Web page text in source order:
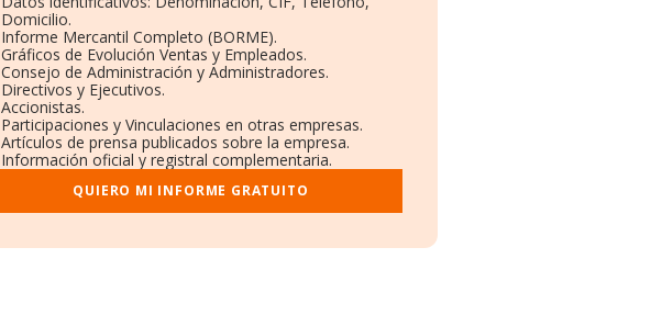
Domicilio.
Informe Mercantil Completo (BORME).
Gráficos de Evolución Ventas y Empleados.
Consejo de Administración y Administradores.
Directivos y Ejecutivos.
Accionistas.
Participaciones y Vinculaciones en otras empresas.
Artículos de prensa publicados sobre la empresa.
Información oficial y registral complementaria.
QUIERO MI INFORME GRATUITO